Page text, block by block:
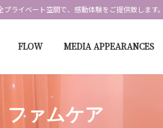
ライベート空間で、感動体験をご提供致します。
FLOW MEDIA APPEARANCES
ファムケア